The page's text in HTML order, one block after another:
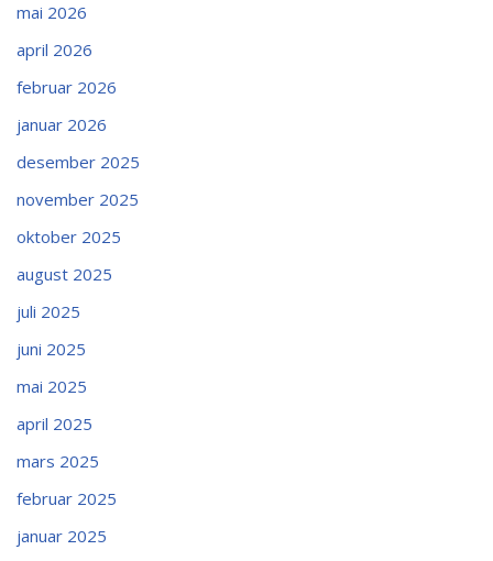
mai 2026
april 2026
februar 2026
januar 2026
desember 2025
november 2025
oktober 2025
august 2025
juli 2025
juni 2025
mai 2025
april 2025
mars 2025
februar 2025
januar 2025